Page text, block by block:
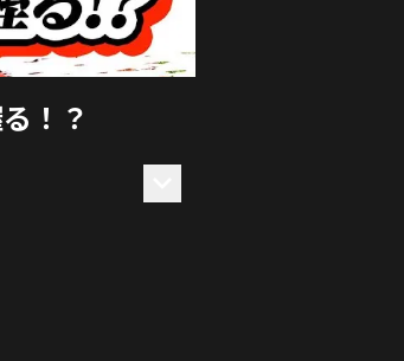
！？